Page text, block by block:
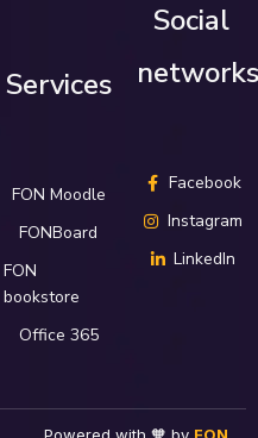
Services
FON Moodle
FONBoard
FON
bookstore
Office 365
Social
networks
Facebook
Instagram
LinkedIn